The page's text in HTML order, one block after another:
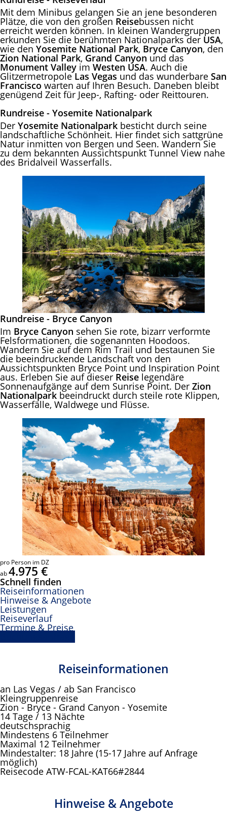
Mit dem Minibus gelangen Sie an jene besonderen
Plätze, die von den großen Reisebussen nicht
erreicht werden können. In kleinen Wandergruppen
erkunden Sie die berühmten Nationalparks der USA,
wie den Yosemite National Park, Bryce Canyon, den
Zion National Park, Grand Canyon und das
Monument Valley im Westen USA. Auch die
GlitzermetropoleLas Vegas und das wunderbare San
Francisco warten auf Ihren Besuch. Daneben bleibt
genügend Zeit für Jeep-, Rafting- oder Reittouren.
Rundreise - Yosemite Nationalpark
Der Yosemite Nationalpark besticht durch seine
landschaftliche Schönheit. Hier findet sich sattgrüne
Natur inmitten von Bergen und Seen. Wandern Sie
zu dem bekannten Aussichtspunkt Tunnel View nahe
des Bridalveil Wasserfalls.
Rundreise - Bryce Canyon
Im Bryce Canyon sehen Sie rote, bizarr verformte
Felsformationen, die sogenannten Hoodoos.
Wandern Sie auf dem Rim Trail und bestaunen Sie
die beeindruckende Landschaft von den
Aussichtspunkten Bryce Point und Inspiration Point
aus. Erleben Sie auf dieser Reise legendäre
Sonnenaufgänge auf dem Sunrise Point. Der Zion
Nationalpark beeindruckt durch steile rote Klippen,
Wasserfälle, Waldwege und Flüsse.
pro Person im DZ
ab4.975 €
Schnell finden
Reiseinformationen
Hinweise & Angebote
Leistungen
Reiseverlauf
Termine & Preise
Reiseinformationen
an Las Vegas / ab San Francisco
Kleingruppenreise
Zion - Bryce - Grand Canyon - Yosemite
14 Tage / 13 Nächte
deutschsprachig
Mindestens 6 Teilnehmer
Maximal 12 Teilnehmer
Mindestalter: 18 Jahre (15-17 Jahre auf Anfrage
möglich)
Reisecode ATW-FCAL-KAT66#2844
Hinweise & Angebote